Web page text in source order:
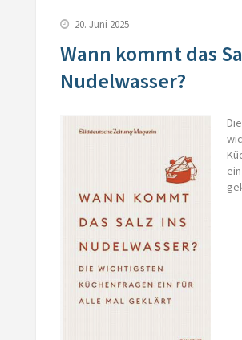
20. Juni 2025
Wann kommt das
Nudelwasser?
Die